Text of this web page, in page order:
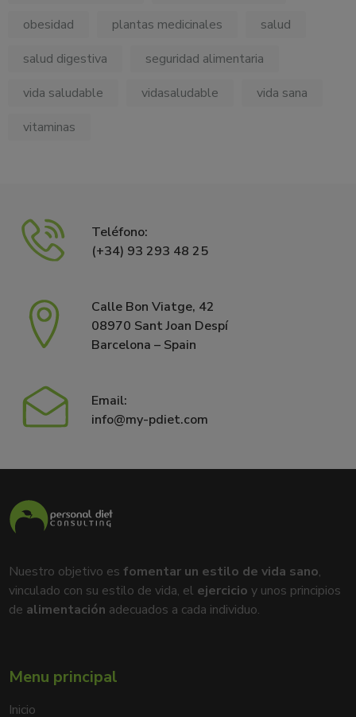
obesidad
plantas medicinales
salud
salud digestiva
seguridad alimentaria
vida saludable
vidasaludable
vida sana
vitaminas
Teléfono:
(+34) 93 293 48 25
Calle Bon Viatge, 42
08970 Sant Joan Despí
Barcelona – Spain
Email:
info@my-pdiet.com
Nuestro objetivo esfomentar un estilo de vida sano,
vinculado con su estilo de vida, el ejercicio y unos principios
de alimentación adecuados a cada individuo.
Menu principal
Inicio